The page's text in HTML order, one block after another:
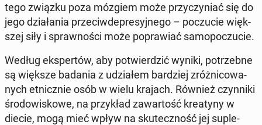
tego związku poza mózgiem może przy­czy­niać się do
jego dzia­ła­nia prze­ciw­de­pre­syj­ne­go – po­czu­cie więk­
szej siły i spraw­no­ści może po­pra­wiać sa­mo­po­czu­cie.
Według eks­per­tów, aby po­twier­dzić wyniki, po­trzeb­ne
są większe badania z udzia­łem bar­dziej zróż­ni­co­wa­
nych et­nicz­nie osób w wielu krajach. Również czyn­ni­ki
śro­do­wi­sko­we, na przy­kład za­war­tość kre­aty­ny w
diecie, mogą mieć wpływ na sku­tecz­ność jej su­ple­